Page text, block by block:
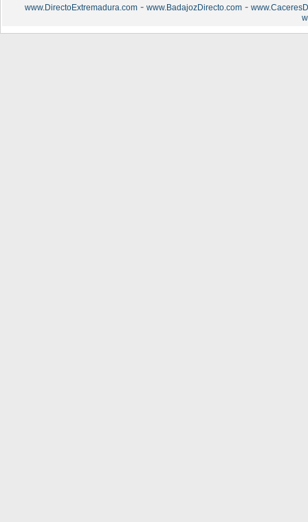
www.DirectoExtremadura.com - www.BadajozDirecto.com -